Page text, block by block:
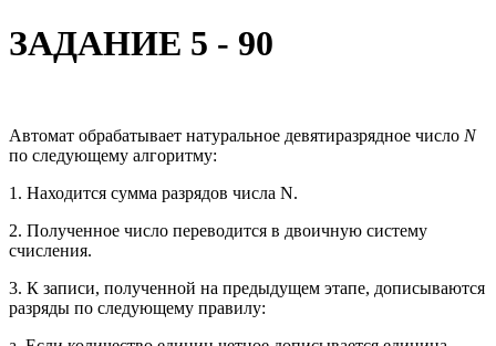
ЗАДАНИЕ 5 - 90
Автомат обрабатывает натуральное девятиразрядное число N
по следующему алгоритму:
1. Находится сумма разрядов числа N.
2. Полученное число переводится в двоичную систему
счисления.
3. К записи, полученной на предыдущем этапе, дописываются
разряды по следующему правилу: